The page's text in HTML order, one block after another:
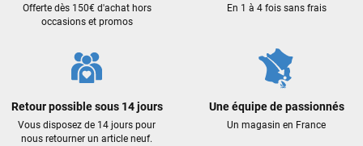
Offerte dès 150€ d'achat hors
occasions et promos
En 1 à 4 fois sans frais
Retour possible sous 14 jours
Vous disposez de 14 jours pour
nous retourner un article neuf.
Une équipe de passionnés
Un magasin en France